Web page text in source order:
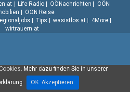
Mehr dazu finden Sie in unserer
OK. Akzeptieren.
| Life Radio| OÖNachrichten
OÖN
OÖN Reise
Tips wasistlos.at| 4More|
wirtrauern.at